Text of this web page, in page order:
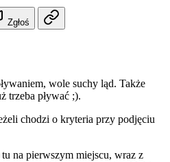
Zgłoś
wole suchy ląd. Także
trzeba pływać ;).
chodzi o kryteria przy podjęciu
na pierwszym miejscu, wraz z